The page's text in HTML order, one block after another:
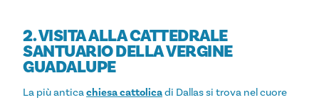
2. VISITA ALLA CATTEDRALE
SANTUARIO DELLA VERGINE
GUADALUPE
La più anticachiesa cattolicadi Dallas si trova nel cuore